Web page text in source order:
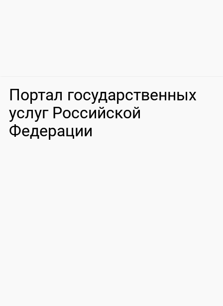
Портал государственных
услуг Российской
Федерации